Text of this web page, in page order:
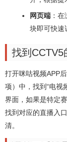
网页端 ：
块即可快速
找到CCTV5
打开咪咕视频APP
项）中，找到“电视
界面，如果是特定
找到对应的直播入
清。